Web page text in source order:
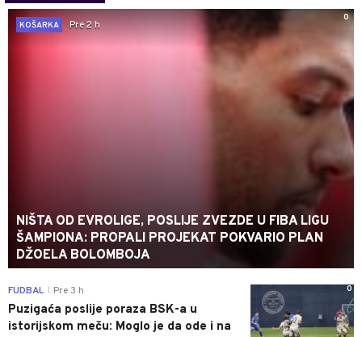
0
KOŠARKA
Pre 2 h
NIŠTA OD EVROLIGE, POSLIJE ZVEZDE U FIBA LIGU
ŠAMPIONA: PROPALI PROJEKAT POKVARIO PLAN
DŽOELA BOLOMBOJA
0
FUDBAL Pre 3 h
Puzigaća poslije poraza BSK-a u
istorijskom meču: Moglo je da ode i na